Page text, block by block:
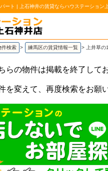
パート | 上石神井の賃貸ならハウステーション
/mobile_img/
件検索 > 練馬区の賃貸情報一覧 > 上井草
らの物件は掲載を終了して
を変えて、再度検索をお願